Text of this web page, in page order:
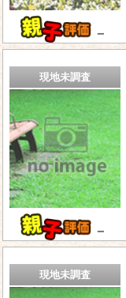
－
現地未調査
－
現地未調査